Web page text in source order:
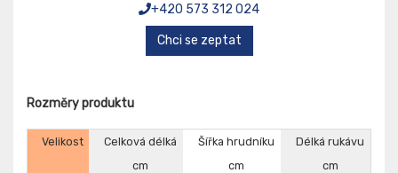
+420 573 312 024
Chci se zeptat
Rozměry produktu
Velikost Celková délká Šířka hrudníku
Délká rukávu
cm
cm
cm